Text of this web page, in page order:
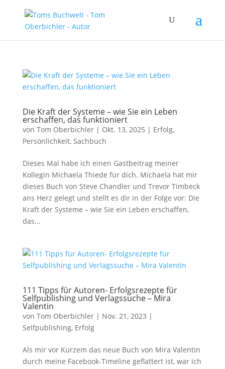
Die Kraft der Systeme – wie Sie ein Leben
erschaffen, das funktioniert
von Tom Oberbichler| Okt. 13, 2025 | Erfolg,
Persönlichkeit, Sachbuch
Dieses Mal habe ich einen Gastbeitrag meiner
Kollegin Michaela Thiede für dich. Michaela hat mir
dieses Buch von Steve Chandler und Trevor Timbeck
ans Herz gelegt und stellt es dir in der Folge vor: Die
Kraft der Systeme – wie Sie ein Leben erschaffen,
das...
111 Tipps für Autoren- Erfolgsrezepte für
Selfpublishing und Verlagssuche – Mira
Valentin
von Tom Oberbichler| Nov. 21, 2023 |
Selfpublishing, Erfolg
Als mir vor Kurzem das neue Buch von Mira Valentin
durch meine Facebook-Timeline geflattert ist, war ich